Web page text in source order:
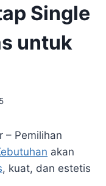
Single
untuk
– Pemilihan
akan
, kuat, dan estetis